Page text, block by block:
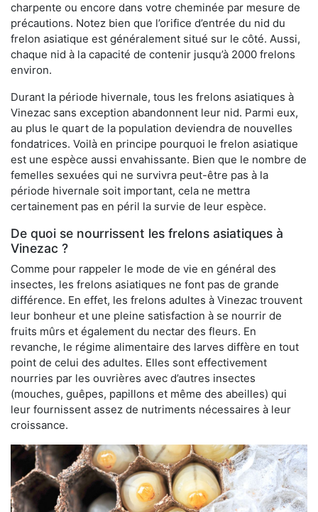
charpente ou encore dans votre cheminée par mesure de
précautions. Notez bien que l’orifice d’entrée du nid du
frelon asiatique est généralement situé sur le côté. Aussi,
chaque nid à la capacité de contenir jusqu’à 2000 frelons
environ.
Durant la période hivernale, tous les frelons asiatiques à
Vinezac sans exception abandonnent leur nid. Parmi eux,
au plus le quart de la population deviendra de nouvelles
fondatrices. Voilà en principe pourquoi le frelon asiatique
est une espèce aussi envahissante. Bien que le nombre de
femelles sexuées qui ne survivra peut-être pas à la
période hivernale soit important, cela ne mettra
certainement pas en péril la survie de leur espèce.
De quoi se nourrissent les frelons asiatiques à
Vinezac ?
Comme pour rappeler le mode de vie en général des
insectes, les frelons asiatiques ne font pas de grande
différence. En effet, les frelons adultes à Vinezac trouvent
leur bonheur et une pleine satisfaction à se nourrir de
fruits mûrs et également du nectar des fleurs. En
revanche, le régime alimentaire des larves diffère en tout
point de celui des adultes. Elles sont effectivement
nourries par les ouvrières avec d’autres insectes
(mouches, guêpes, papillons et même des abeilles) qui
leur fournissent assez de nutriments nécessaires à leur
croissance.